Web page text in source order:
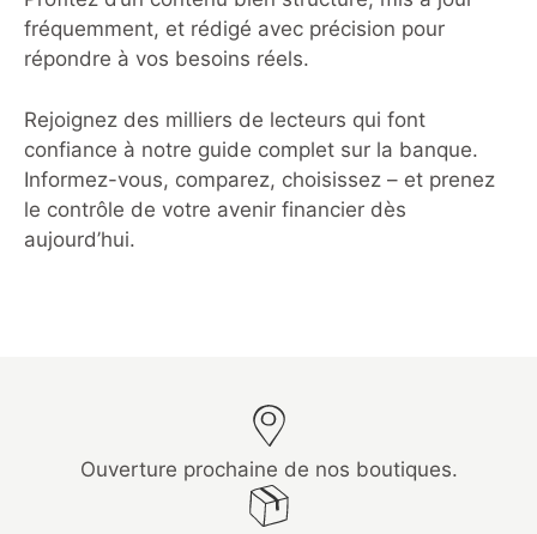
fréquemment, et rédigé avec précision pour
répondre à vos besoins réels.
Rejoignez des milliers de lecteurs qui font
confiance à notre guide complet sur la banque.
Informez-vous, comparez, choisissez – et prenez
le contrôle de votre avenir financier dès
aujourd’hui.
Ouverture prochaine de nos boutiques.